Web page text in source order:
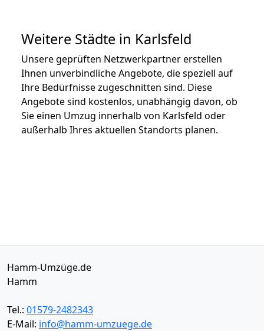
Weitere Städte in Karlsfeld
Unsere geprüften Netzwerkpartner erstellen
Ihnen unverbindliche Angebote, die speziell auf
Ihre Bedürfnisse zugeschnitten sind. Diese
Angebote sind kostenlos, unabhängig davon, ob
Sie einen Umzug innerhalb von Karlsfeld oder
außerhalb Ihres aktuellen Standorts planen.
Hamm-Umzüge.de
Hamm
Tel.: 01579-2482343
E-Mail: info@hamm-umzuege.de